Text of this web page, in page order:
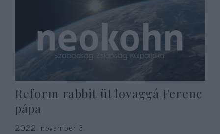
Reform rabbit üt lovaggá Ferenc
pápa
2022. november 3.